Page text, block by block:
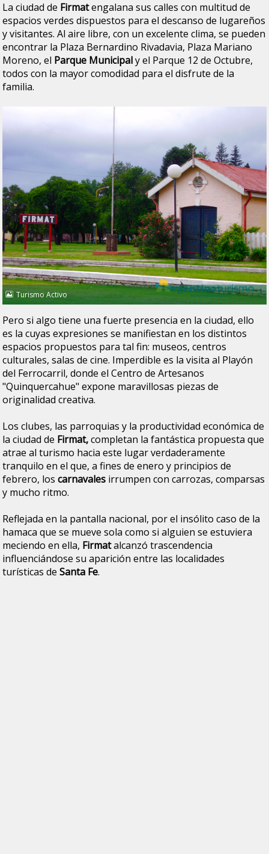
La ciudad de Firmatengalana sus calles con multitud de
espacios verdes dispuestos para el descanso de lugareños
y visitantes. Al aire libre, con un excelente clima, se pueden
encontrar la Plaza Bernardino Rivadavia, Plaza Mariano
Moreno, el Parque Municipaly el Parque 12 de Octubre,
todos con la mayor comodidad para el disfrute de la
familia.
Turismo Activo
Pero si algo tiene una fuerte presencia en la ciudad, ello
es la cuyas expresiones se manifiestan en los distintos
espacios propuestos para tal fin: museos, centros
culturales, salas de cine. Imperdible es la visita al Playón
del Ferrocarril, donde elCentro de Artesanos
"Quinquercahue" expone maravillosas piezas de
originalidad creativa.
Los clubes, las parroquias y la productividad económica de
la ciudad de Firmat,completan la fantástica propuesta que
atrae al turismo hacia este lugar verdaderamente
tranquilo en el que, a fines de enero y principios de
febrero, loscarnavales irrumpen con carrozas, comparsas
y mucho ritmo.
Reflejada en la pantalla nacional, por el insólito caso de la
hamaca que se mueve sola como si alguien se estuviera
meciendo en ella, Firmatalcanzó trascendencia
influenciándose su aparición entre las localidades
turísticas deSanta Fe.